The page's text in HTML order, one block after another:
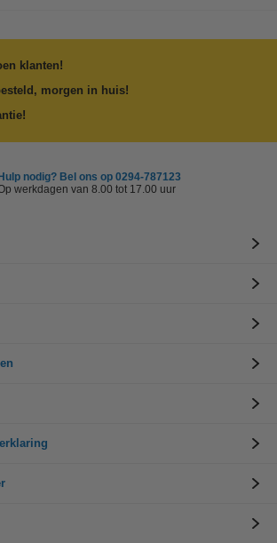
klanten!
morgen in huis!
Hulp nodig? Bel ons op 0294-787123
werkdagen van 8.00 tot 17.00 uur